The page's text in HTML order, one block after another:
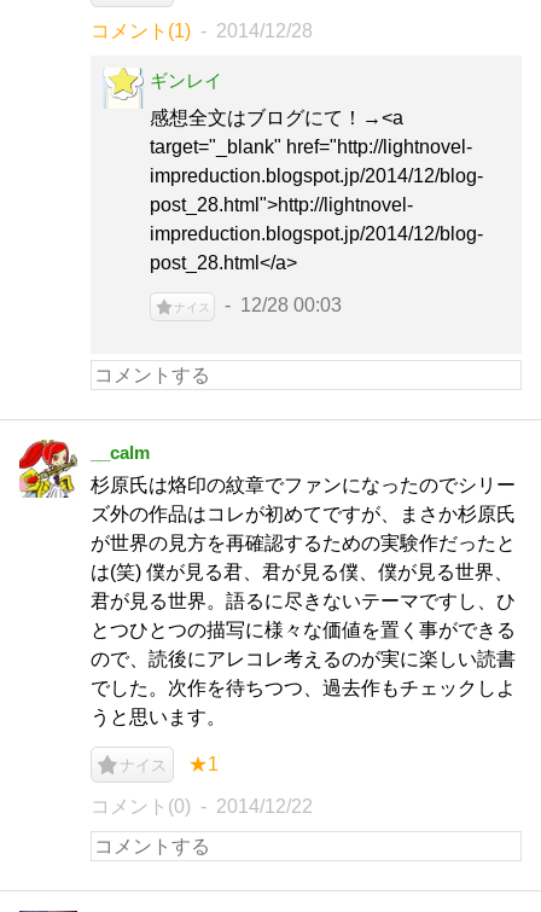
コメント(1) 2014/12/28
ギンレイ
感想全文はブログにて！→<a
target="_blank" href="http://lightnovel-
impreduction.blogspot.jp/2014/12/blog-
post_28.html">http://lightnovel-
impreduction.blogspot.jp/2014/12/blog-
post_28.html</a>
ナイス 12/28 00:03
__calm
杉原氏は烙印の紋章でファンになったのでシリー
ズ外の作品はコレが初めてですが、まさか杉原氏
が世界の見方を再確認するための実験作だったと
は(笑) 僕が見る君、君が見る僕、僕が見る世界、
君が見る世界。語るに尽きないテーマですし、ひ
とつひとつの描写に様々な価値を置く事ができる
ので、読後にアレコレ考えるのが実に楽しい読書
でした。次作を待ちつつ、過去作もチェックしよ
うと思います。
ナイス ★1
コメント(0) 2014/12/22